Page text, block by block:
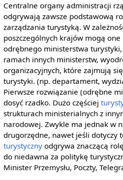
Centralne organy administracji
odgrywają zawsze podstawową
zarządzania turystyką. W
poszczególnych krajów mogą
odrębnego ministerstwa turystyki,
ramach innych ministerstw,
organizacyjnych, które zajmują
turystyki. (np. departament,
Pierwsze rozwiązanie (odrębne
dosyć rzadko. Dużo częściej
strukturach ministerialnych z
narodowej. Zwykle ma jednak w
drugorzędne, nawet jeśli dotyczy
turystycznyodgrywa znaczącą
do niedawna za politykę
Minister Przemysłu, Poczty,